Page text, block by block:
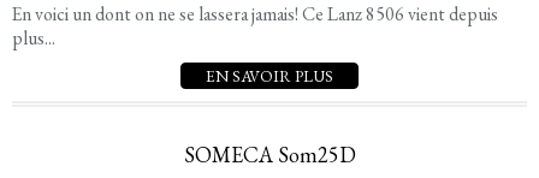
En voici un dont on ne se lassera jamais! Ce Lanz 8506 vient depuis
plus...
EN SAVOIR PLUS
SOMECA Som25D